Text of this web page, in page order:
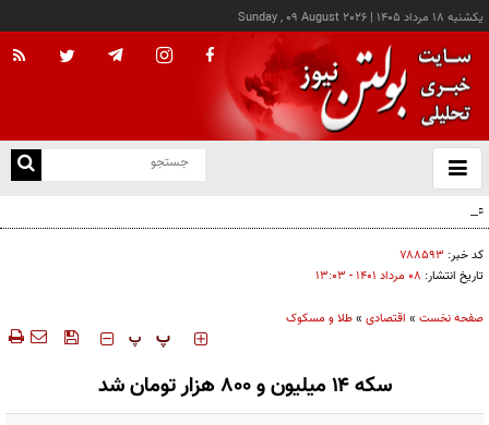
يکشنبه ۱۸ مرداد ۱۴۰۵ |
Sunday , 09 August 2026
باز
و
عامل افزایش قبوض آب و برق برخی مشترکان چه بود؟
کد خبر: ۷۸۸۵۹۳
تاریخ انتشار: ۰۸ مرداد ۱۴۰۱ - ۱۳:۰۳
صفحه نخست » اقتصادی »طلا و مسکوک
‍‍‍ پ پ
سکه ۱۴ میلیون و ۸۰۰ هزار تومان شد